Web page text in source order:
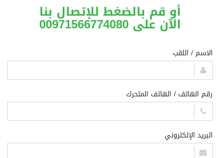
أو قم بالضغط للإتصال بنا
الآن على 00971566774080
الاسم / اللقب
رقم الهاتف / الهاتف المتحرك
البريد الإلكتروني